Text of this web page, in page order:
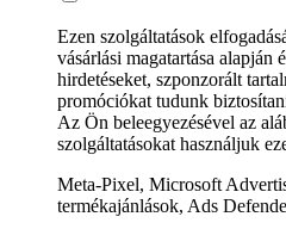
Ezen szolgáltatások
vásárlási magatartása alapján
hirdetéseket, szponzorált
promóciókat tudunk
Az Ön beleegyezésével az
szolgáltatásokat használjuk
Meta-Pixel, Microsoft
termékajánlások, Ads